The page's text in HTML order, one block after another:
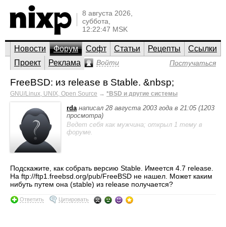
8 августа 2026,
суббота,
12:22:47 MSK
Новости Форум Софт Статьи Рецепты
Ссылки
Проект
Реклама Войти Постучаться
FreeBSD: из release в Stable. &nbsp;
GNU/Linux, UNIX, Open Source → *BSD и другие системы
rda написал 28 августа 2003 года в 21:05 (1203
просмотра)
Ведет себя как мужчина; открыл 1 тему в
форуме.
Подскажите, как собрать версию Stable. Имеется 4.7 release.
На ftp://ftp1.freebsd.org/pub/FreeBSD не нашел. Может каким
нибуть путем она (stable) из release получается?
Ответить Цитировать